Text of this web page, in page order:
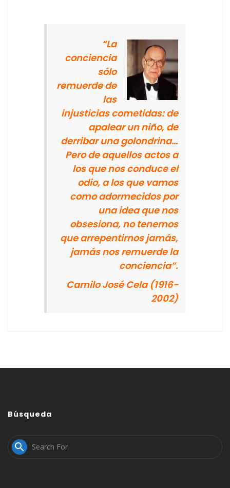
“La
conciencia
sólo
remuerde de
las
injusticias cometidas: de
apalear un niño, de
derribar una golondrina…
Pero de aquellos actos a
los que nos conduce el
odio, a los que vamos
como adormecidos por
una idea que nos
obsesiona, no tenemos
que arrepentirnos jamás,
jamás nos remuerde la
conciencia”.
Camilo José Cela (1916-
2002)
Búsqueda
